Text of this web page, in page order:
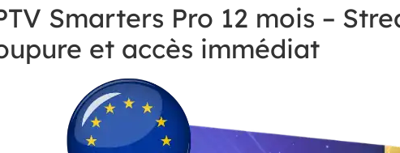
Smarters Pro 12 mois –
et accès immédiat